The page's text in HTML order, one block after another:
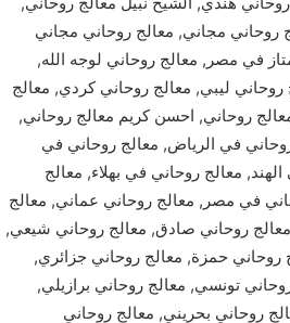
روحاني مجاني, معالج روحاني مجاني
في مصر, معالج روحاني لوجه الله,
روحاني ليبي, معالج روحاني كردي, معالج
روحاني, احسن كريم معالج روحاني,
في الرياض, معالج روحاني في
معالج روحاني في بهلاء, معالج
في مصر, معالج روحاني عماني, معالج
روحاني صادق, معالج روحاني شيعي,
حمزة, معالج روحاني جزائري,
تونسي, معالج روحاني برازيلي,
روحاني بحريني, معالج روحاني